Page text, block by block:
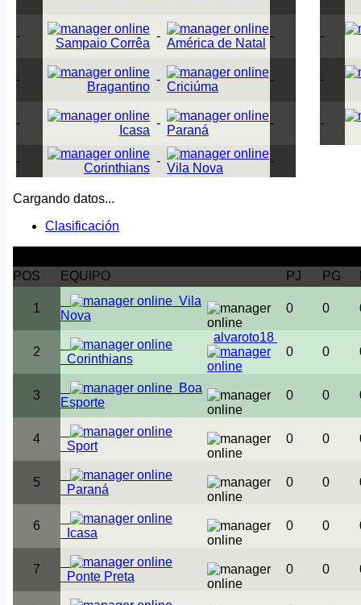
-
Sampaio Corrêa
-
América de Natal
- -
-
Bragantino
-
Criciúma
- -
-
Icasa
-
Paraná
- -
-
Corinthians
-
Vila Nova
-
Cargando datos...
Clasificación
POS
EQUIPO PJ PG
1
Vila
Nova
0 0
2
Corinthians
alvaroto18
0
0
3
Boa
Esporte
0 0
4
Sport
0 0
5
Paraná
0 0
6
Icasa
0 0
7
Ponte Preta
0 0